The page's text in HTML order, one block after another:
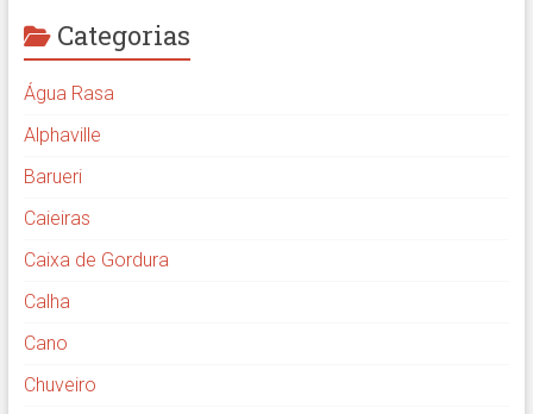
Categorias
Água Rasa
Alphaville
Barueri
Caieiras
Caixa de Gordura
Calha
Cano
Chuveiro